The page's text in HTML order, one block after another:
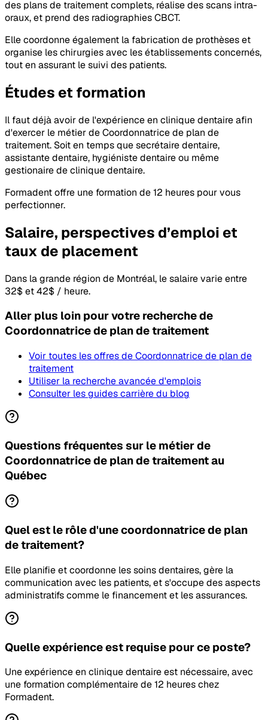
des plans de traitement complets, réalise des scans intra-
oraux, et prend des radiographies CBCT.
Elle coordonne également la fabrication de prothèses et
organise les chirurgies avec les établissements concernés,
tout en assurant le suivi des patients.
Études et formation
Il faut déjà avoir de l'expérience en clinique dentaire afin
d'exercer le métier de Coordonnatrice de plan de
traitement. Soit en temps que secrétaire dentaire,
assistante dentaire, hygiéniste dentaire ou même
gestionaire de clinique dentaire.
Formadent offre une formation de 12 heures pour vous
perfectionner.
Salaire, perspectives d’emploi et
taux de placement
Dans la grande région de Montréal, le salaire varie entre
32$ et 42$ / heure.
Aller plus loin pour votre recherchede
Coordonnatrice de plan de traitement
Voir toutes les offresde Coordonnatrice de plan de
traitement
Utiliser la recherche avancée d'emplois
Consulter les guides carrière du blog
Questions fréquentes sur le métier de
Coordonnatrice de plan de traitement au
Québec
Quel est le rôle d'une coordonnatrice de plan
de traitement?
Elle planifie et coordonne les soins dentaires, gère la
communication avec les patients, et s'occupe des aspects
administratifs comme le financement et les assurances.
Quelle expérience est requise pour ce poste?
Une expérience en clinique dentaire est nécessaire, avec
une formation complémentaire de 12 heures chez
Formadent.